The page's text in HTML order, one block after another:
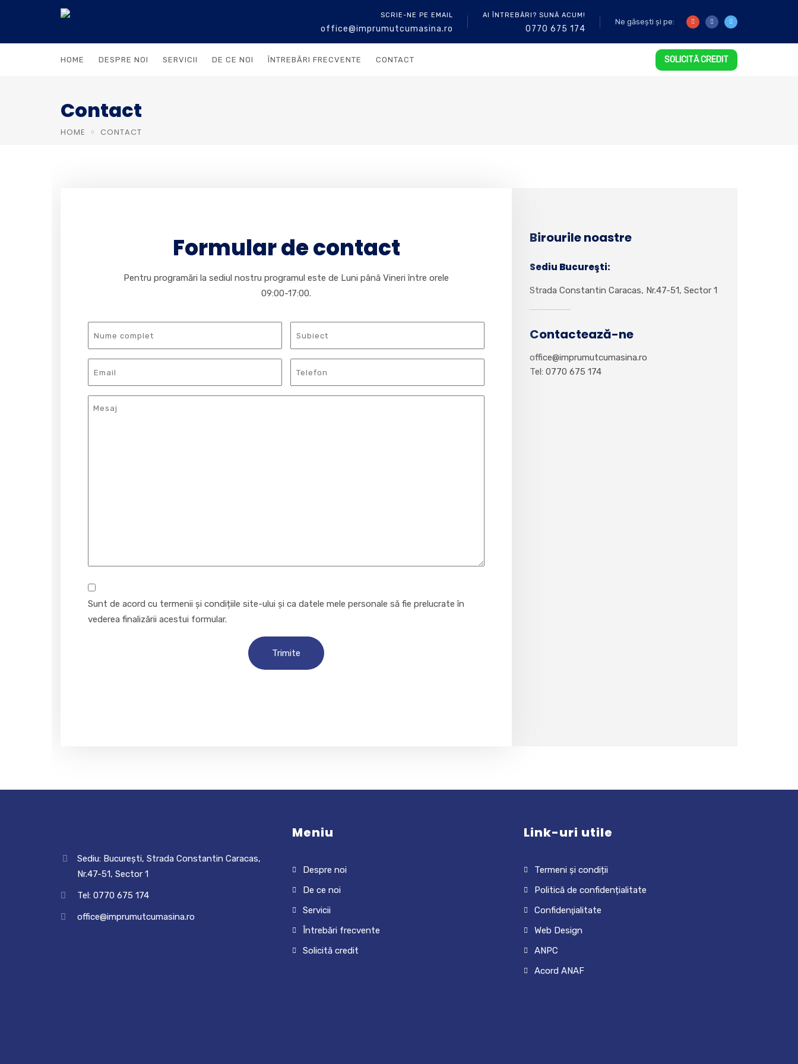
SCRIE-NE PE EMAIL
office@imprumutcumasina.ro
AI ÎNTREBĂRI? SUNĂ ACUM!
0770 675 174
Ne găsești și pe:
SOLICITĂ CREDIT
HOME DESPRE NOI SERVICII DE CE NOI ÎNTREBĂRI FRECVENTE CONTACT
Contact
HOME CONTACT
Formular de contact
Pentru programări la sediul nostru programul este de Luni până Vineri între orele
09:00-17:00.
Consent
Sunt de acord cu termenii și condițiile site-ului și ca datele mele personale să fie prelucrate în
vederea finalizării acestui formular.
Birourile noastre
Sediu Bucureşti:
Strada Constantin Caracas, Nr.47-51, Sector 1
Contactează-ne
office@imprumutcumasina.ro
Tel: 0770 675 174
Sediu: București, Strada Constantin Caracas,
Nr.47-51, Sector 1
Tel: 0770 675 174
office@imprumutcumasina.ro
Meniu
Despre noi
De ce noi
Servicii
Întrebări frecvente
Solicită credit
Link-uri utile
Termeni și condiții
Politică de confidențialitate
Confidenţialitate
Web Design
ANPC
Acord ANAF